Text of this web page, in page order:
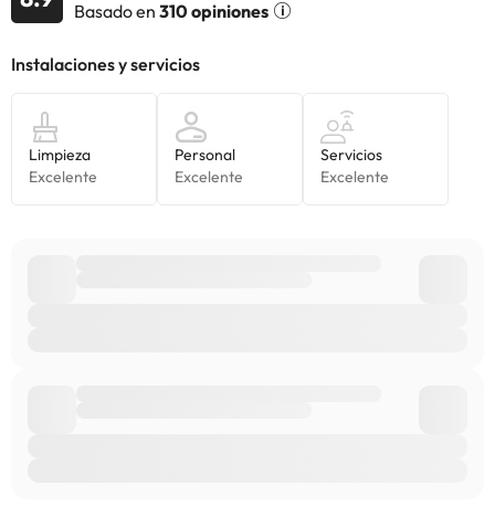
Basado en 310 opiniones